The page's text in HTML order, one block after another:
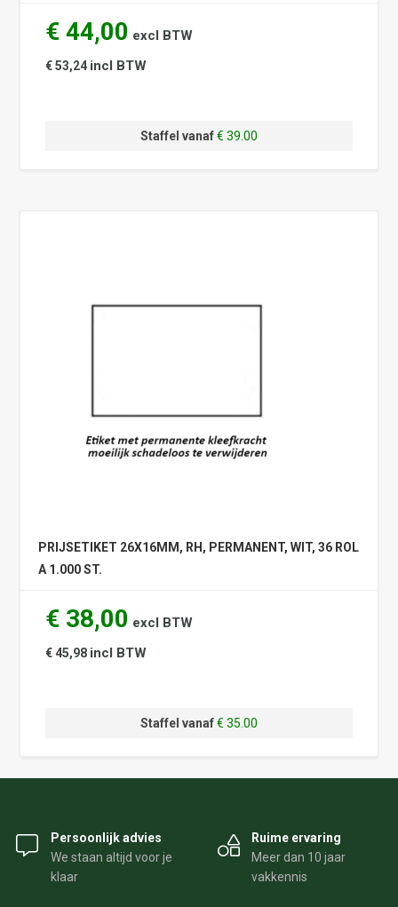
€ 44,00 excl BTW
€ 53,24 incl BTW
Staffel vanaf€ 39.00
PRIJSETIKET 26X16MM, RH, PERMANENT, WIT, 36 ROL
A 1.000 ST.
€ 38,00 excl BTW
€ 45,98 incl BTW
Staffel vanaf€ 35.00
Persoonlijk advies
We staan altijd voor je
klaar
Ruime ervaring
Meer dan 10 jaar
vakkennis